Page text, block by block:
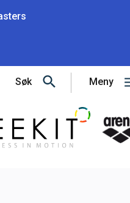
Søk Meny